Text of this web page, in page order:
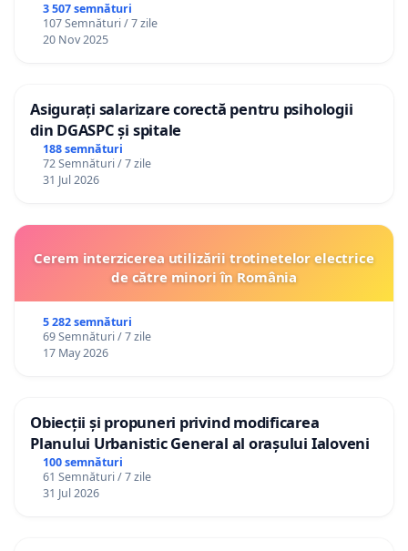
3 507 semnături
107 Semnături / 7 zile
20 Nov 2025
Asigurați salarizare corectă pentru psihologii
din DGASPC și spitale
188 semnături
72 Semnături / 7 zile
31 Jul 2026
Cerem interzicerea utilizării trotinetelor electrice
de către minori în România
5 282 semnături
69 Semnături / 7 zile
17 May 2026
Obiecții și propuneri privind modificarea
Planului Urbanistic General al orașului Ialoveni
100 semnături
61 Semnături / 7 zile
31 Jul 2026